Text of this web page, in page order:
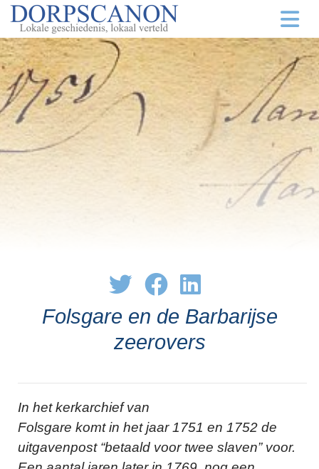
Folsgare en de Barbarijse
zeerovers
In het kerkarchief van
Folsgare komt in het jaar 1751 en 1752 de
uitgavenpost “betaald voor twee slaven” voor.